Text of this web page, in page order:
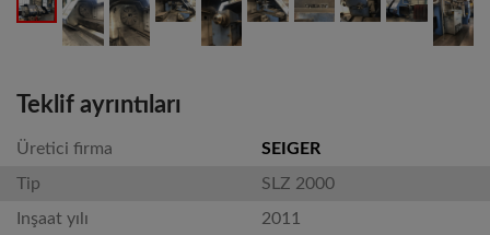
Teklif ayrıntıları
Üretici firma
SEIGER
Tip
SLZ 2000
Inşaat yılı
2011